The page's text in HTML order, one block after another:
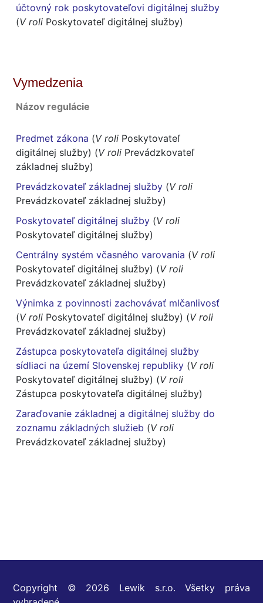
účtovný rok poskytovateľovi digitálnej služby
(V roli Poskytovateľ digitálnej služby)
Vymedzenia
Názov regulácie
Predmet zákona (V roli Poskytovateľ
digitálnej služby) (V roli Prevádzkovateľ
základnej služby)
Prevádzkovateľ základnej služby (V roli
Prevádzkovateľ základnej služby)
Poskytovateľ digitálnej služby (V roli
Poskytovateľ digitálnej služby)
Centrálny systém včasného varovania (V roli
Poskytovateľ digitálnej služby) (V roli
Prevádzkovateľ základnej služby)
Výnimka z povinnosti zachovávať mlčanlivosť
(V roli Poskytovateľ digitálnej služby) (V roli
Prevádzkovateľ základnej služby)
Zástupca poskytovateľa digitálnej služby
sídliaci na území Slovenskej republiky (V roli
Poskytovateľ digitálnej služby) (V roli
Zástupca poskytovateľa digitálnej služby)
Zaraďovanie základnej a digitálnej služby do
zoznamu základných služieb (V roli
Prevádzkovateľ základnej služby)
Copyright © 2026 Lewik s.r.o. Všetky práva